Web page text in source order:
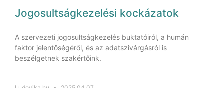
Jogosultságkezelési kockázatok
A szervezeti jogosultságkezelés buktatóiról, a humán
faktor jelentőségéről, és az adatszivárgásról is
beszélgetnek szakértőink.